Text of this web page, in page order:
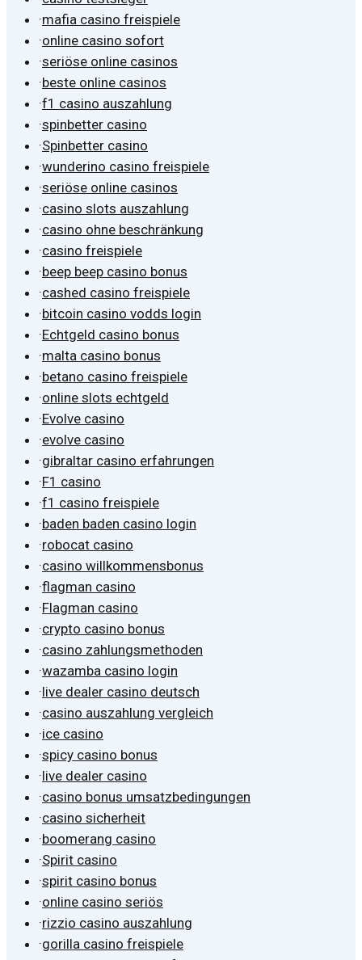
·mafia casino freispiele
·online casino sofort
·seriöse online casinos
·beste online casinos
·f1 casino auszahlung
·spinbetter casino
·Spinbetter casino
·wunderino casino freispiele
·seriöse online casinos
·casino slots auszahlung
·casino ohne beschränkung
·casino freispiele
·beep beep casino bonus
·cashed casino freispiele
·bitcoin casino vodds login
·Echtgeld casino bonus
·malta casino bonus
·betano casino freispiele
·online slots echtgeld
·Evolve casino
·evolve casino
·gibraltar casino erfahrungen
·F1 casino
·f1 casino freispiele
·baden baden casino login
·robocat casino
·casino willkommensbonus
·flagman casino
·Flagman casino
·crypto casino bonus
·casino zahlungsmethoden
·wazamba casino login
·live dealer casino deutsch
·casino auszahlung vergleich
·ice casino
·spicy casino bonus
·live dealer casino
·casino bonus umsatzbedingungen
·casino sicherheit
·boomerang casino
·Spirit casino
·spirit casino bonus
·online casino seriös
·rizzio casino auszahlung
·gorilla casino freispiele